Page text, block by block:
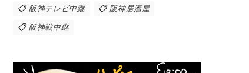
阪神テレビ中継 阪神居酒屋
阪神戦中継